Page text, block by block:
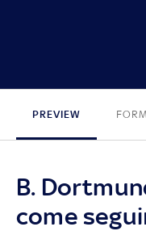
PREVIEW
B.
come